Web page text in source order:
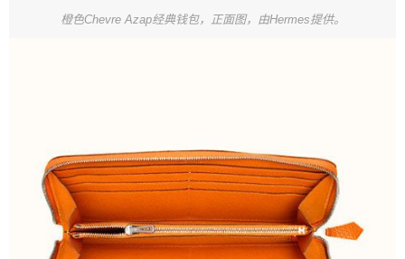
橙色Chevre Azap经典钱包，正面图，由Hermes提供。